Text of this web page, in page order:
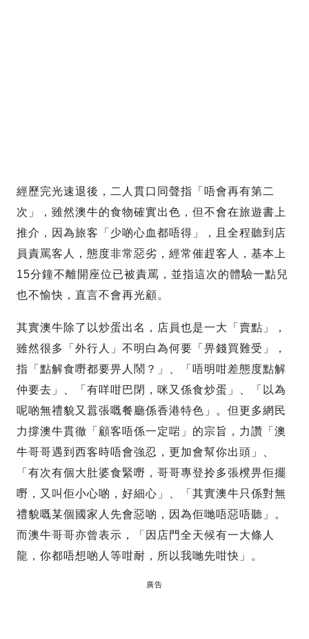
經歷完光速退後，二人貫口同聲指「唔會再有第二
次」，雖然澳牛的食物確實出色，但不會在旅遊書上
推介，因為旅客「少啲心血都唔得」，且全程聽到店
員責罵客人，態度非常惡劣，經常催趕客人，基本上
15分鐘不離開座位已被責罵，並指這次的體驗一點兒
也不愉快，直言不會再光顧。
其實澳牛除了以炒蛋出名，店員也是一大「賣點」，
雖然很多「外行人」不明白為何要「畀錢買難受」，
指「點解食嘢都要畀人鬧？」、「唔明咁差態度點解
仲要去」、「有咩咁巴閉，咪又係食炒蛋」、「以為
呢啲無禮貌又囂張嘅餐廳係香港特色」。但更多網民
力撐澳牛貫徹「顧客唔係一定啱」的宗旨，力讚「澳
牛哥哥遇到西客時唔會強忍，更加會幫你出頭」、
「有次有個大肚婆食緊嘢，哥哥專登拎多張櫈畀佢擺
嘢，又叫佢小心啲，好細心」、「其實澳牛只係對無
禮貌嘅某個國家人先會惡啲，因為佢哋唔惡唔聽」。
而澳牛哥哥亦曾表示，「因店門全天候有一大條人
龍，你都唔想啲人等咁耐，所以我哋先咁快」。
廣告